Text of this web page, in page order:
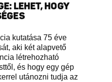
LEHET, HOGY
kutatása 75 éve
aki két alapvető
létrehozható
és hogy egy gép
utánozni tudja az